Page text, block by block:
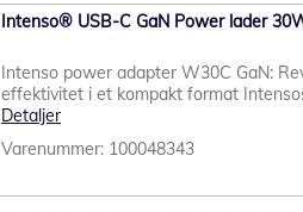
Intenso® USB-C GaN Power lader
Intenso power adapter W30C GaN:
effektivitet i et kompakt format
Detaljer
Varenummer: 100048343